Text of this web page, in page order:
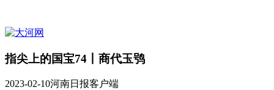
指尖上的国宝74丨商代玉鸮
2023-02-10河南日报客户端